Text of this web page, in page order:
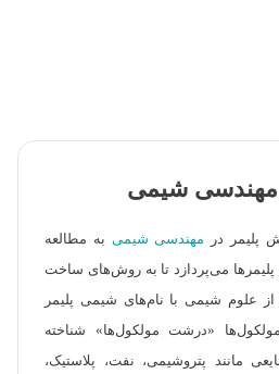
مهندسی شیمی
پلیمر در مهندسی شیمی به مطالعه
پلیمر‌ها می‌پردازد تا به روش‌های ساخت
علوم شیمی با نام‌های شیمی پلیمر
«درشت مولکول‌ها» شناخته
مانند پتروشیمی، نفت، پلاستیک،